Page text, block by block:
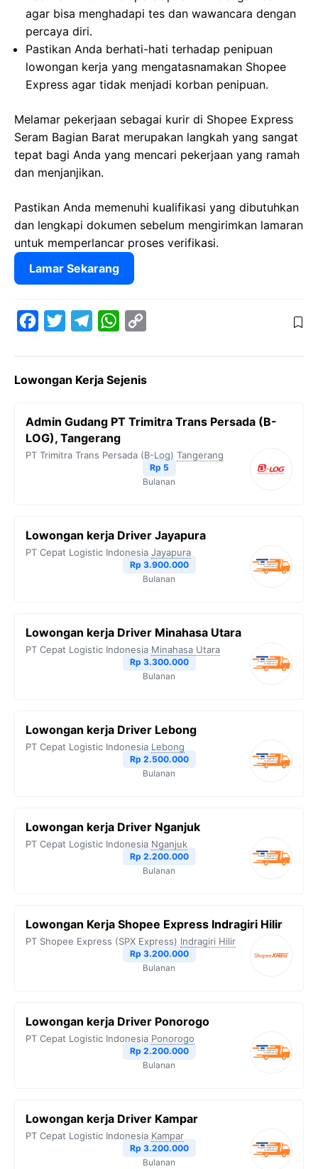
agar bisa menghadapi tes dan wawancara dengan
percaya diri.
Pastikan Anda berhati-hati terhadap penipuan
lowongan kerja yang mengatasnamakan Shopee
Express agar tidak menjadi korban penipuan.
Melamar pekerjaan sebagai kurir di Shopee Express
Seram Bagian Barat merupakan langkah yang sangat
tepat bagi Anda yang mencari pekerjaan yang ramah
dan menjanjikan.
Pastikan Anda memenuhi kualifikasi yang dibutuhkan
dan lengkapi dokumen sebelum mengirimkan lamaran
untuk memperlancar proses verifikasi.
Lamar Sekarang
e
o
o
t
e
e
r
W
t
A
p
y
i
n
k
Lowongan Kerja Sejenis
Admin Gudang PT Trimitra Trans Persada (B-
LOG), Tangerang
PT Trimitra Trans Persada (B-Log) Tangerang
Rp 5
Bulanan
Lowongan kerja Driver Jayapura
PT Cepat Logistic Indonesia Jayapura
Rp 3.900.000
Bulanan
Lowongan kerja Driver Minahasa Utara
PT Cepat Logistic Indonesia Minahasa Utara
Rp 3.300.000
Bulanan
Lowongan kerja Driver Lebong
PT Cepat Logistic Indonesia Lebong
Rp 2.500.000
Bulanan
Lowongan kerja Driver Nganjuk
PT Cepat Logistic Indonesia Nganjuk
Rp 2.200.000
Bulanan
Lowongan Kerja Shopee Express Indragiri Hilir
PT Shopee Express (SPX Express) Indragiri Hilir
Rp 3.200.000
Bulanan
Lowongan kerja Driver Ponorogo
PT Cepat Logistic Indonesia Ponorogo
Rp 2.200.000
Bulanan
Lowongan kerja Driver Kampar
PT Cepat Logistic Indonesia Kampar
Rp 3.200.000
Bulanan